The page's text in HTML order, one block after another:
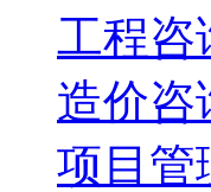
工程咨
造价咨
项目管